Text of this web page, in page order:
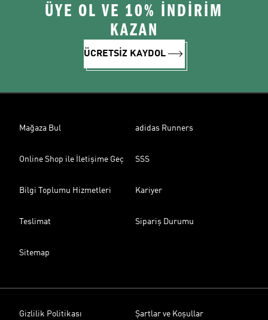
ÜYE OL VE 10% İNDİRİM
KAZAN
ÜCRETSİZ KAYDOL
Mağaza Bul adidas Runners
Online Shop ile İletişime Geç SSS
Bilgi Toplumu Hizmetleri Kariyer
Teslimat Sipariş Durumu
Sitemap
Gizlilik Politikası Şartlar ve Koşullar